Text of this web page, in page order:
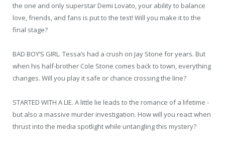
the one and only superstar Demi Lovato, your ability to balance
love, friends, and fans is put to the test! Will you make it to the
final stage?
BAD BOY’S GIRL. Tessa’s had a crush on Jay Stone for years. But
when his half-brother Cole Stone comes back to town, everything
changes. Will you play it safe or chance crossing the line?
STARTED WITH A LIE. A little lie leads to the romance of a lifetime -
but also a massive murder investigation. How will you react when
thrust into the media spotlight while untangling this mystery?